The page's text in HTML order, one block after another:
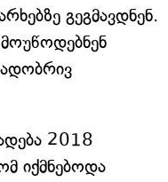
გეგმავდნენ.
2018
იქმნებოდა